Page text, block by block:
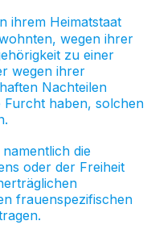
ihrem Heimatstaat
wegen ihrer
zu einer
wegen ihrer
Nachteilen
Furcht haben, solchen
die
oder der Freiheit
frauenspezifischen